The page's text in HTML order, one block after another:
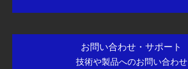
お問い合わせ・サポート
技術や製品へのお問い合わせ